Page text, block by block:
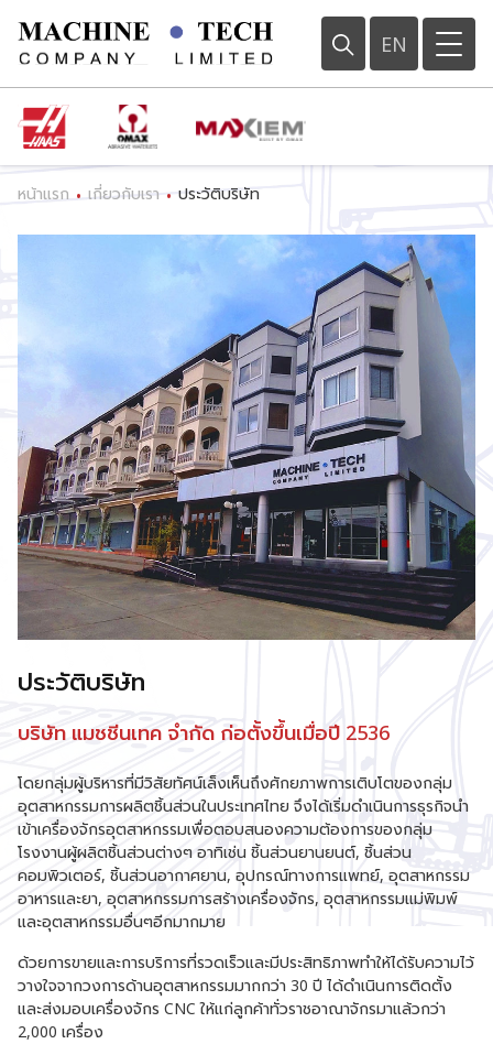
EN
หน้าแรก • เกี่ยวกับเรา • ประวัติบริษัท
ประวัติบริษัท
บริษัท แมชชีนเทค จำกัด ก่อตั้งขึ้นเมื่อปี 2536
โดยกลุ่มผู้บริหารที่มีวิสัยทัศน์เล็งเห็นถึงศักยภาพการเติบโตของกลุ่ม
อุตสาหกรรมการผลิตชิ้นส่วนในประเทศไทย จึงได้เริ่มดำเนินการธุรกิจนำ
เข้าเครื่องจักรอุตสาหกรรมเพื่อตอบสนองความต้องการของกลุ่ม
โรงงานผู้ผลิตชิ้นส่วนต่างๆ อาทิเช่น ชิ้นส่วนยานยนต์, ชิ้นส่วน
คอมพิวเตอร์, ชิ้นส่วนอากาศยาน, อุปกรณ์ทางการแพทย์, อุตสาหกรรม
อาหารและยา, อุตสาหกรรมการสร้างเครื่องจักร, อุตสาหกรรมแม่พิมพ์
และอุตสาหกรรมอื่นๆอีกมากมาย
ด้วยการขายและการบริการที่รวดเร็วและมีประสิทธิภาพทำให้ได้รับความไว้
วางใจจากวงการด้านอุตสาหกรรมมากกว่า 30 ปี ได้ดำเนินการติดตั้ง
และส่งมอบเครื่องจักร CNC ให้แก่ลูกค้าทั่วราชอาณาจักรมาแล้วกว่า
2,000 เครื่อง